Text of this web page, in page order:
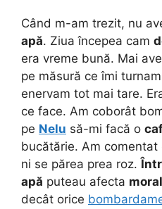
Când m-am trezit, nu
apă. Ziua începea cam
era vreme bună. Mai
pe măsură ce îmi
enervam tot mai tare.
ce face. Am coborât
pe Nelu să-mi facă o
bucătărie. Am
ni se părea prea roz.
apă puteau afecta
decât orice